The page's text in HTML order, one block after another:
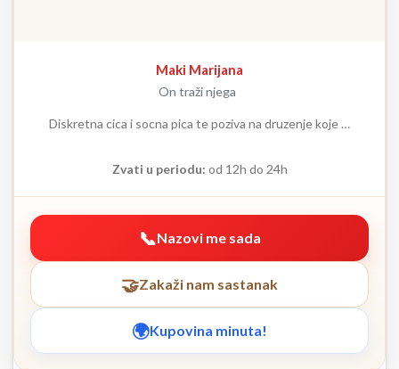
Maki Marijana
On traži njega
Diskretna cica i socna pica te poziva na druzenje koje …
Zvati u periodu: od 12h do 24h
Nazovi me sada
Zakaži nam sastanak
Kupovina minuta!